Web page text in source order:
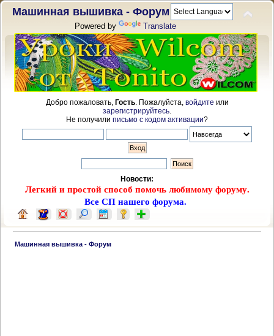
Машинная вышивка - Форум
Powered by Translate
Добро пожаловать, Гость. Пожалуйста, войдите или
зарегистрируйтесь
Не получили письмо с кодом активации?
Новости:
Легкий и простой способ помочь любимому форуму.
Все СП нашего форума.
Машинная вышивка - Форум